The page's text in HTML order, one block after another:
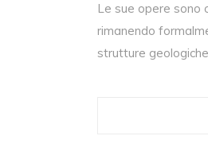
Le sue opere sono
rimanendo
strutture